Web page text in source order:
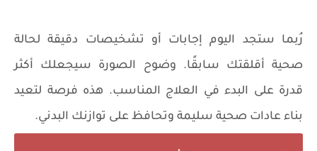
رُبما ستجد اليوم إجابات أو تشخيصات دقيقة لحالة
صحية أقلقتك سابقًا. وضوح الصورة سيجعلك أكثر
قدرة على البدء في العلاج المناسب. هذه فرصة لتعيد
بناء عادات صحية سليمة وتحافظ على توازنك البدني.